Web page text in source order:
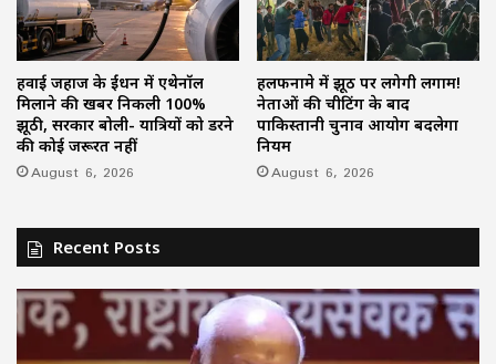
हवाई जहाज के ईंधन में एथेनॉल
मिलाने की खबर निकली 100%
झूठी, सरकार बोली- यात्रियों को डरने
की कोई जरूरत नहीं
August 6, 2026
हलफनामे में झूठ पर लगेगी लगाम!
नेताओं की चीटिंग के बाद
पाकिस्तानी चुनाव आयोग बदलेगा
नियम
August 6, 2026
Recent Posts